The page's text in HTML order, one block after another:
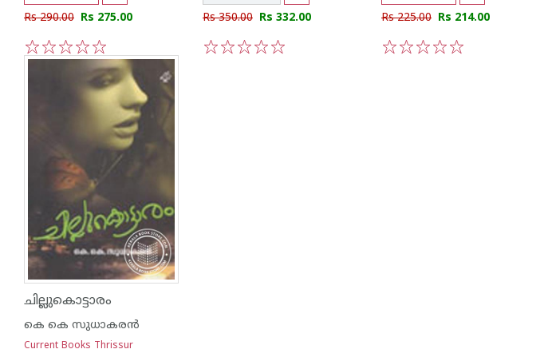
Rs 290.00 Rs 275.00
5
4
3
2
1
Rs 350.00 Rs 332.00
Rs 225.00 Rs 214.00
ചില്ലുകൊട്ടാരം
കെ കെ സുധാകര‌ന്‍
Current Books Thrissur